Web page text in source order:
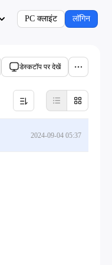
PC क्लाइंट लॉगिन
डेस्कटॉप पर देखें
2024-09-04 05:37